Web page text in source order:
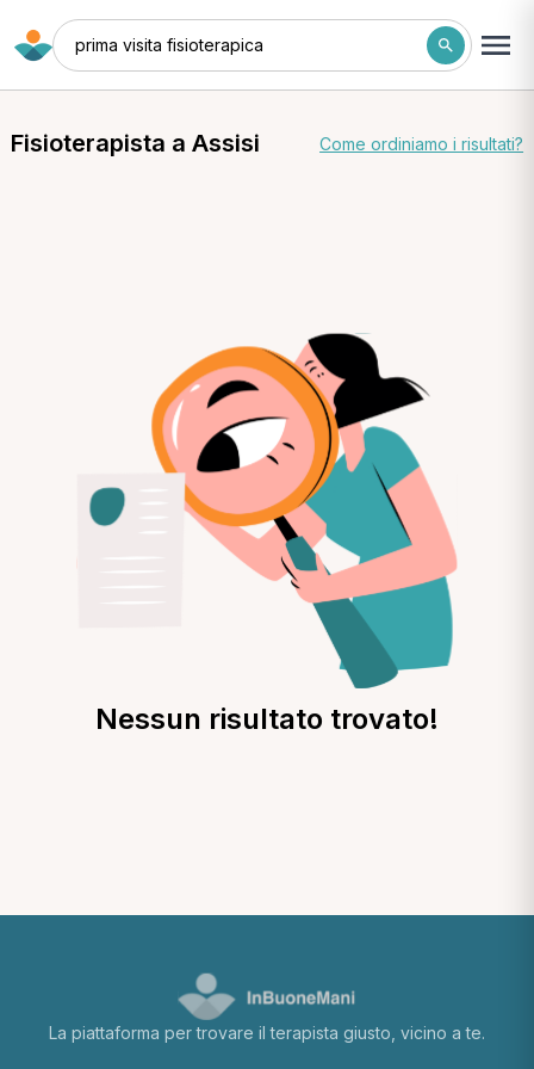
prima visita fisioterapica
Fisioterapista a Assisi Come ordiniamo i risultati?
Nessun risultato trovato!
La piattaforma per trovare il terapista giusto, vicino a te.